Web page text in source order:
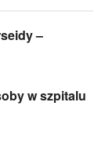
–
w szpitalu